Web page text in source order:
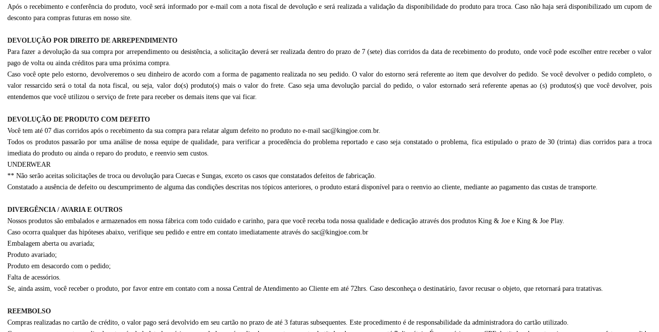
Após o recebimento e conferência do produto, você será informado por e-mail com a nota fiscal de devolução e será realizada a validação da disponibilidade do produto para troca. Caso não haja será disponibilizado um cupom de
desconto para compras futuras em nosso site.
DEVOLUÇÃO POR DIREITO DE ARREPENDIMENTO
Para fazer a devolução da sua compra por arrependimento ou desistência, a solicitação deverá ser realizada dentro do prazo de 7 (sete) dias corridos da data de recebimento do produto, onde você pode escolher entre receber o valor
pago de volta ou ainda créditos para uma próxima compra.
Caso você opte pelo estorno, devolveremos o seu dinheiro de acordo com a forma de pagamento realizada no seu pedido. O valor do estorno será referente ao item que devolver do pedido. Se você devolver o pedido completo, o
valor ressarcido será o total da nota fiscal, ou seja, valor do(s) produto(s) mais o valor do frete. Caso seja uma devolução parcial do pedido, o valor estornado será referente apenas ao (s) produtos(s) que você devolver, pois
entendemos que você utilizou o serviço de frete para receber os demais itens que vai ficar.
DEVOLUÇÃO DE PRODUTO COM DEFEITO
Você tem até 07 dias corridos após o recebimento da sua compra para relatar algum defeito no produto no e-mail sac@kingjoe.com.br.
Todos os produtos passarão por uma análise de nossa equipe de qualidade, para verificar a procedência do problema reportado e caso seja constatado o problema, fica estipulado o prazo de 30 (trinta) dias corridos para a troca
imediata do produto ou ainda o reparo do produto, e reenvio sem custos.
UNDERWEAR
** Não serão aceitas solicitações de troca ou devolução para Cuecas e Sungas, exceto os casos que constatados defeitos de fabricação.
Constatado a ausência de defeito ou descumprimento de alguma das condições descritas nos tópicos anteriores, o produto estará disponível para o reenvio ao cliente, mediante ao pagamento das custas de transporte.
DIVERGÊNCIA / AVARIA E OUTROS
Nossos produtos são embalados e armazenados em nossa fábrica com todo cuidado e carinho, para que você receba toda nossa qualidade e dedicação através dos produtos King & Joe e King & Joe Play.
Caso ocorra qualquer das hipóteses abaixo, verifique seu pedido e entre em contato imediatamente através do sac@kingjoe.com.br
Embalagem aberta ou avariada;
Produto avariado;
Produto em desacordo com o pedido;
Falta de acessórios.
Se, ainda assim, você receber o produto, por favor entre em contato com a nossa Central de Atendimento ao Cliente em até 72hrs. Caso desconheça o destinatário, favor recusar o objeto, que retornará para tratativas.
REEMBOLSO
Compras realizadas no cartão de crédito, o valor pago será devolvido em seu cartão no prazo de até 3 faturas subsequentes. Este procedimento é de responsabilidade da administradora do cartão utilizado.